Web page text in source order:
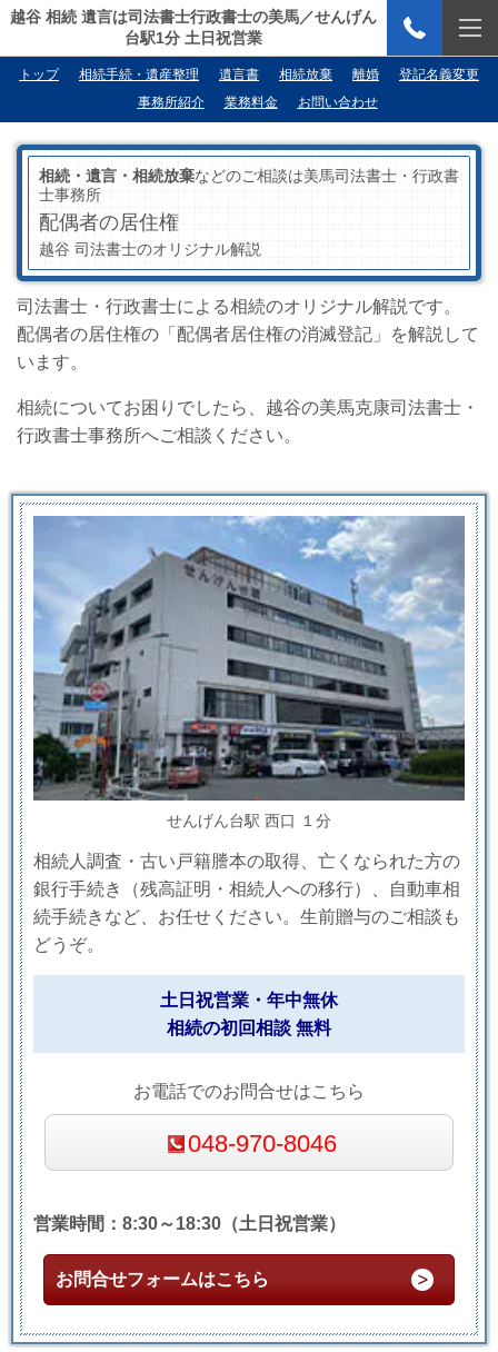
越谷 相続 遺言は司法書士行政書士の美馬／せんげん
台駅1分 土日祝営業
トップ 相続手続・遺産整理 遺言書 相続放棄 離婚
登記名義変更
事務所紹介
業務料金 お問い合わせ
相続・遺言・相続放棄などのご相談は美馬司法書士・行政書
士事務所
配偶者の居住権
越谷 司法書士のオリジナル解説
司法書士・行政書士による相続のオリジナル解説です。
配偶者の居住権の「配偶者居住権の消滅登記」を解説して
います。
相続についてお困りでしたら、越谷の美馬克康司法書士・
行政書士事務所へご相談ください。
せんげん台駅 西口 １分
相続人調査・古い戸籍謄本の取得、亡くなられた方の
銀行手続き（残高証明・相続人への移行）、自動車相
続手続きなど、お任せください。生前贈与のご相談も
どうぞ。
土日祝営業・年中無休
相続の初回相談 無料
お電話でのお問合せはこちら
048-970-8046
営業時間：8:30～18:30（土日祝営業）
お問合せフォームはこちら